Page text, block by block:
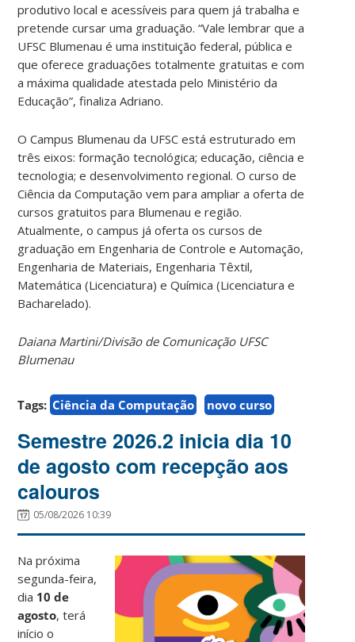
produtivo local e acessíveis para quem já trabalha e
pretende cursar uma graduação. “Vale lembrar que a
UFSC Blumenau é uma instituição federal, pública e
que oferece graduações totalmente gratuitas e com
a máxima qualidade atestada pelo Ministério da
Educação”, finaliza Adriano.
O Campus Blumenau da UFSC está estruturado em
três eixos: formação tecnológica; educação, ciência e
tecnologia; e desenvolvimento regional. O curso de
Ciência da Computação vem para ampliar a oferta de
cursos gratuitos para Blumenau e região.
Atualmente, o campus já oferta os cursos de
graduação em Engenharia de Controle e Automação,
Engenharia de Materiais, Engenharia Têxtil,
Matemática (Licenciatura) e Química (Licenciatura e
Bacharelado).
Daiana Martini/Divisão de Comunicação UFSC
Blumenau
Tags: Ciência da Computação novo curso
Semestre 2026.2 inicia dia 10
de agosto com recepção aos
calouros
05/08/2026 10:39
Na próxima
segunda-feira,
dia 10 de
agosto, terá
início o